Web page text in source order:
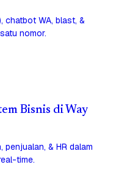
chatbot WA, blast, &
nomor.
Bisnis di Way
& HR dalam
time.